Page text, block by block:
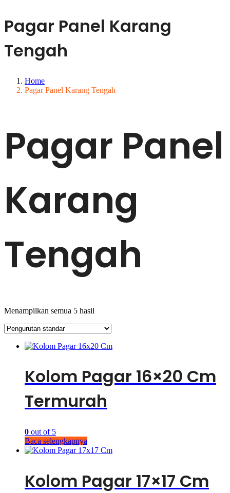
Pagar Panel Karang
Tengah
Home
Pagar Panel Karang Tengah
Pagar Panel
Karang
Tengah
Menampilkan semua 5 hasil
Kolom Pagar 16×20 Cm
Termurah
0 out of 5
Baca selengkapnya
Kolom Pagar 17×17 Cm